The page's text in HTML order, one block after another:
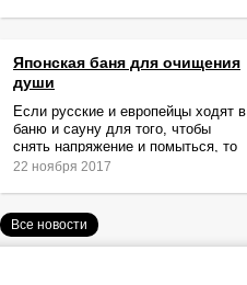
Японская баня для очищения
души
Если русские и европейцы ходят в
баню и сауну для того, чтобы
снять напряжение и помыться, то
жители Японии идут туда за
22 ноября 2017
Все новости